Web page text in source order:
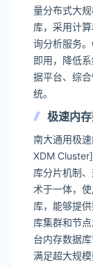
量分布式大
库，采用计
询分析服务
即用，降低
据平台、综
统。
极速内
南大通用极
XDM
库分片机制
术于一体，
库，能够提
库集群和节
台内存数据
满足超大规模